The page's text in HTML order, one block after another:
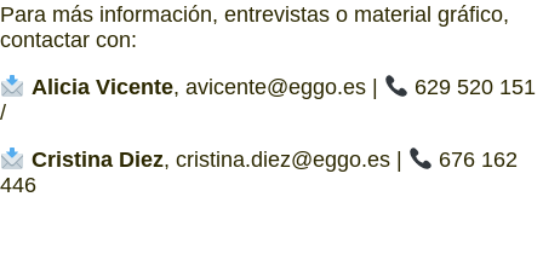
Para más información, entrevistas o material gráfico,
contactar con:
Alicia Vicente, avicente@eggo.es |
629 520 151
/
Cristina Diez, cristina.diez@eggo.es |
676 162
446